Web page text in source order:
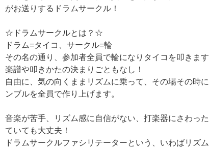
がお送 り する ドラ ムサーク ル ！
☆ ドラ ムサーク ルと は ？ ☆
ドラ ム=タイ コ サーク ル=輪
その名の通 り 参加者全 員で輪にな り タイ コ を叩き ま す
楽譜や叩きかたの決ま り ごと もな し ！
自由に 気の向 く ま ま リ ズムに乗って その場その時に
ンブルを全 員で作り 上げま す。
音楽が苦手 リ ズム感に 自信がない 打楽器に さ わった
ていて も大丈夫 ！
ドラ ムサーク ルフ ァシ リ テーターと い う いわばリ ズム